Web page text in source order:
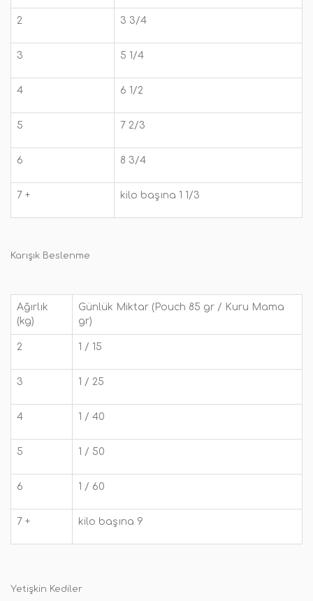
2 3 3/4
3 5 1/4
4 6 1/2
5 7 2/3
6 8 3/4
7 + kilo başına 1 1/3
Karışık Beslenme
Ağırlık
(kg)
Günlük Miktar (Pouch 85 gr / Kuru Mama
gr)
2 1 / 15
3 1 / 25
4 1 / 40
5 1 / 50
6 1 / 60
7 + kilo başına 9
Yetişkin Kediler